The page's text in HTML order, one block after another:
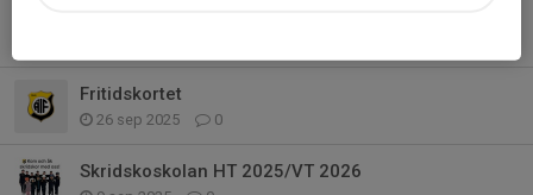
Fritidskortet
26 sep 2025 0
Skridskoskolan HT 2025/VT 2026